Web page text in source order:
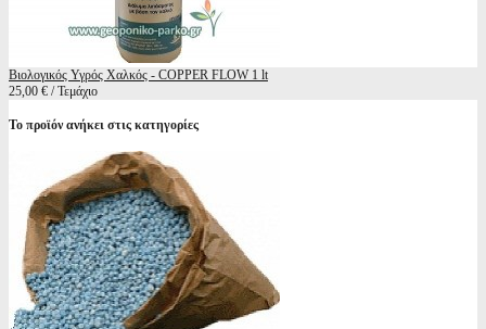
Βιολογικός Υγρός Χαλκός - COPPER FLOW 1 lt
25,00 € / Τεμάχιο
Το προϊόν ανήκει στις κατηγορίες